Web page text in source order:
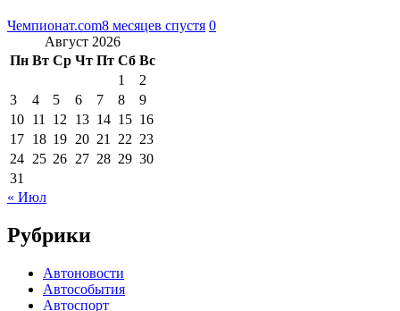
Чемпионат.com8 месяцев спустя 0
Август 2026
Пн Вт Ср Чт Пт Сб Вс
1
2
3
4 5 6 7 8
9
10 11 12 13 14 15 16
17 18 19 20 21 22 23
24 25 26 27 28 29 30
31
« Июл
Рубрики
Автоновости
Автособытия
Автоспорт